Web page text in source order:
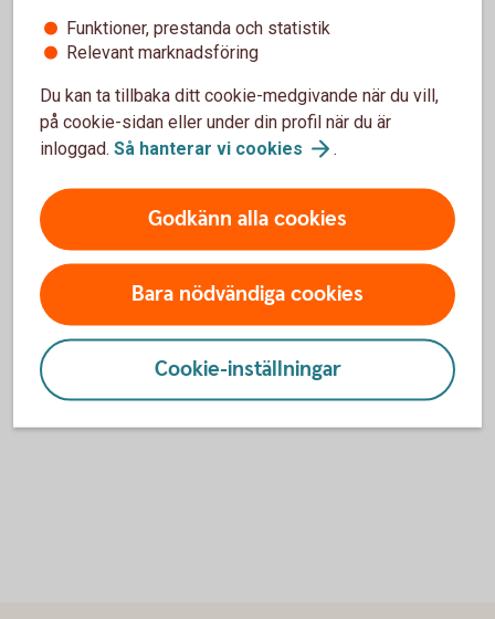
Här hittar du bankens historia
Visselblåsning
Sörmlands Sparbanks rutin för visselblåsning
(whistleblowing).
Visselblåsning
Funktioner, prestanda och statistik
Relevant marknadsföring
Du kan ta tillbaka ditt cookie-medgivande när du vill,
på cookie-sidan eller under din profil när du är
inloggad. Så hanterar vi cookies .
Godkänn alla cookies
Bara nödvändiga cookies
Cookie-inställningar